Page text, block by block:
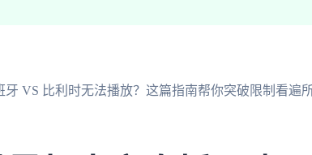
VS 比利时无法播放？这篇指南帮你突破限制看遍